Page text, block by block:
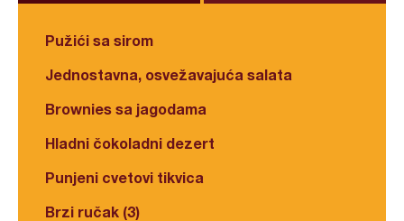
Pužići sa sirom
Jednostavna, osvežavajuća salata
Brownies sa jagodama
Hladni čokoladni dezert
Punjeni cvetovi tikvica
Brzi ručak (3)